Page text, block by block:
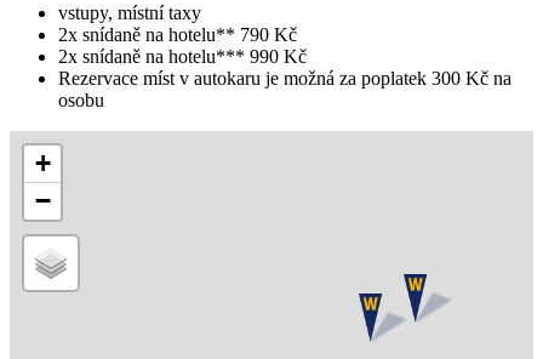
vstupy, místní taxy
2x snídaně na hotelu** 790 Kč
2x snídaně na hotelu*** 990 Kč
Rezervace míst v autokaru je možná za poplatek 300 Kč na
osobu
+
−